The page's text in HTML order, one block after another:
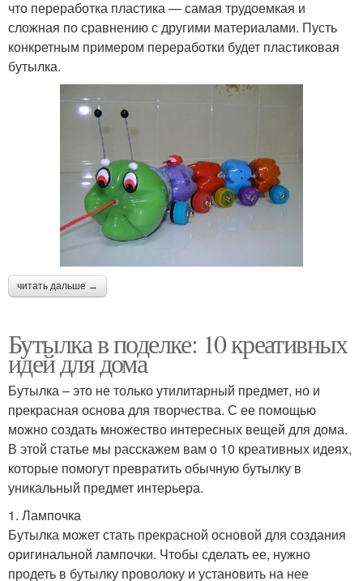
что переработка пластика — самая трудоемкая и
сложная по сравнению с другими материалами. Пусть
конкретным примером переработки будет пластиковая
бутылка.
читать дальше →
Бутылка в поделке: 10 креативных
идей для дома
Бутылка – это не только утилитарный предмет, но и
прекрасная основа для творчества. С ее помощью
можно создать множество интересных вещей для дома.
В этой статье мы расскажем вам о 10 креативных идеях,
которые помогут превратить обычную бутылку в
уникальный предмет интерьера.
1. Лампочка
Бутылка может стать прекрасной основой для создания
оригинальной лампочки. Чтобы сделать ее, нужно
продеть в бутылку проволоку и установить на нее